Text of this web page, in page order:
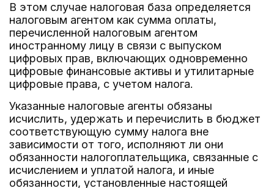
В этом случае налоговая база определяется
налоговым агентом как сумма оплаты,
перечисленной налоговым агентом
иностранному лицу в связи с выпуском
цифровых прав, включающих одновременно
цифровые финансовые активы и утилитарные
цифровые права, с учетом налога.
Указанные налоговые агенты обязаны
исчислить, удержать и перечислить в бюджет
соответствующую сумму налога вне
зависимости от того, исполняют ли они
обязанности налогоплательщика, связанные с
исчислением и уплатой налога, и иные
обязанности, установленные настоящей